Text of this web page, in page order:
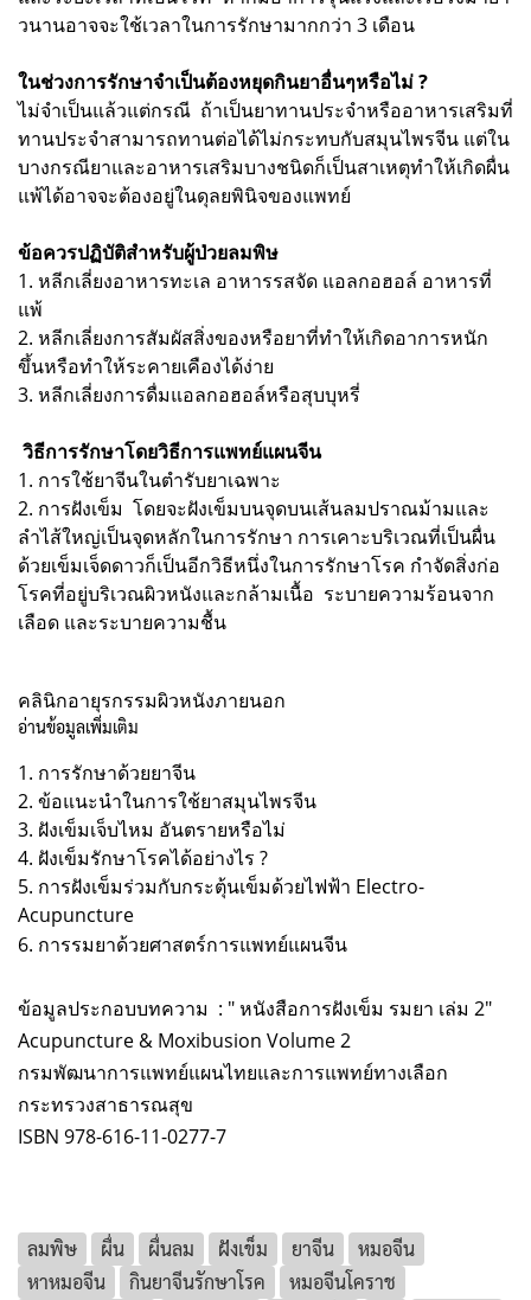
วนานอาจจะใช้เวลาในการรักษามากกว่า 3 เดือน
ในช่วงการรักษาจำเป็นต้องหยุดกินยาอื่นๆหรือไม่ ?
ไม่จำเป็นแล้วแต่กรณี ถ้าเป็นยาทานประจำหรืออาหารเสริมที่
ทานประจำสามารถทานต่อได้ไม่กระทบกับสมุนไพรจีน แต่ใน
บางกรณียาและอาหารเสริมบางชนิดก็เป็นสาเหตุทำให้เกิดผื่น
แพ้ได้อาจจะต้องอยู่ในดุลยพินิจของแพทย์
ข้อควรปฏิบัติสำหรับผู้ป่วยลมพิษ
1. หลีกเลี่ยงอาหารทะเล อาหารรสจัด แอลกอฮอล์ อาหารที่
แพ้
2. หลีกเลี่ยงการสัมผัสสิ่งของหรือยาที่ทำให้เกิดอาการหนัก
ขึ้นหรือทำให้ระคายเคืองได้ง่าย
3. หลีกเลี่ยงการดื่มแอลกอฮอล์หรือสุบบุหรี่
วิธีการรักษาโดยวิธีการแพทย์แผนจีน
1. การใช้ยาจีนในตำรับยาเฉพาะ
2. การฝังเข็ม โดยจะฝังเข็มบนจุดบนเส้นลมปราณม้ามและ
ลำไส้ใหญ่เป็นจุดหลักในการรักษา การเคาะบริเวณที่เป็นผื่น
ด้วยเข็มเจ็ดดาวก็เป็นอีกวิธีหนึ่งในการรักษาโรค กำจัดสิ่งก่อ
โรคที่อยู่บริเวณผิวหนังและกล้ามเนื้อ ระบายความร้อนจาก
เลือด และระบายความชื้น
คลินิกอายุรกรรมผิวหนังภายนอก
อ่านข้อมูลเพิ่มเติม
1. การรักษาด้วยยาจีน
2. ข้อแนะนำในการใช้ยาสมุนไพรจีน
3. ฝังเข็มเจ็บไหม อันตรายหรือไม่
4. ฝังเข็มรักษาโรคได้อย่างไร ?
5. การฝังเข็มร่วมกับกระตุ้นเข็มด้วยไฟฟ้า Electro-
Acupuncture
6. การรมยาด้วยศาสตร์การแพทย์แผนจีน
ข้อมูลประกอบบทความ : " หนังสือการฝังเข็ม รมยา เล่ม 2"
Acupuncture & Moxibusion Volume 2
กรมพัฒนาการแพทย์แผนไทยและการแพทย์ทางเลือก
กระทรวงสาธารณสุข
ISBN 978-616-11-0277-7
ลมพิษ ผื่น ผื่นลม ฝังเข็ม ยาจีน
หมอจีน
หาหมอจีน
กินยาจีนรักษาโรค
หมอจีนโคราช